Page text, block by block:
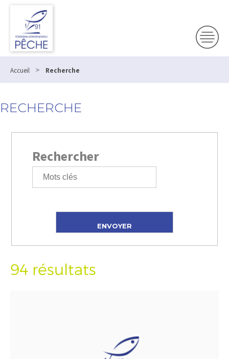
Accueil > Recherche
RECHERCHE
Rechercher
94 résultats